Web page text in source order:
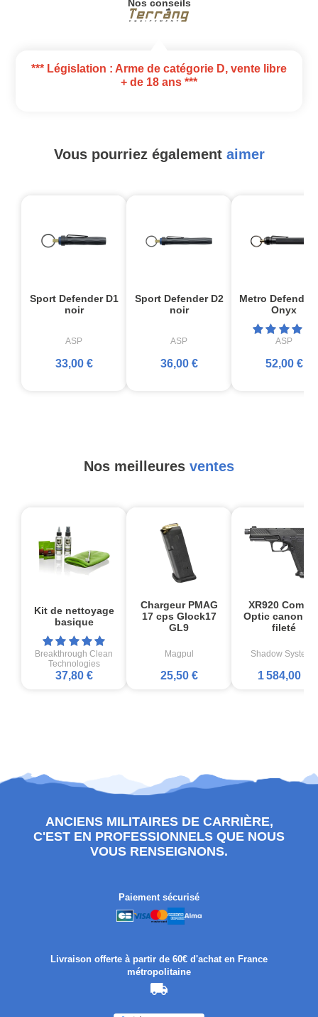
Nos conseils
*** Législation : Arme de catégorie D, vente libre
+ de 18 ans ***
Vous pourriez également aimer
Sport Defender D1
noir
ASP
33,00 €
Sport Defender D2
noir
ASP
36,00 €
Metro Defender
Onyx
ASP
52,00 €
Nos meilleures ventes
Kit de nettoyage
basique
Breakthrough Clean
Technologies
37,80 €
Chargeur PMAG
17 cps Glock17
GL9
Magpul
25,50 €
XR920
Optic canon
fileté
Shadow Systems
1 584,00 €
ANCIENS MILITAIRES DE CARRIÈRE,
C'EST EN PROFESSIONNELS QUE NOUS
VOUS RENSEIGNONS.
Paiement sécurisé
Livraison offerte à partir de 60€ d'achat en France
métropolitaine